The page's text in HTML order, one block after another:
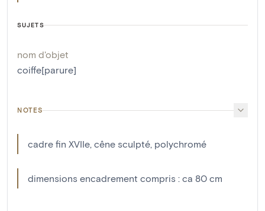
SUJETS
nom d'objet
coiffe[parure]
NOTES
cadre fin XVIIe, cêne sculpté, polychromé
dimensions encadrement compris : ca 80 cm